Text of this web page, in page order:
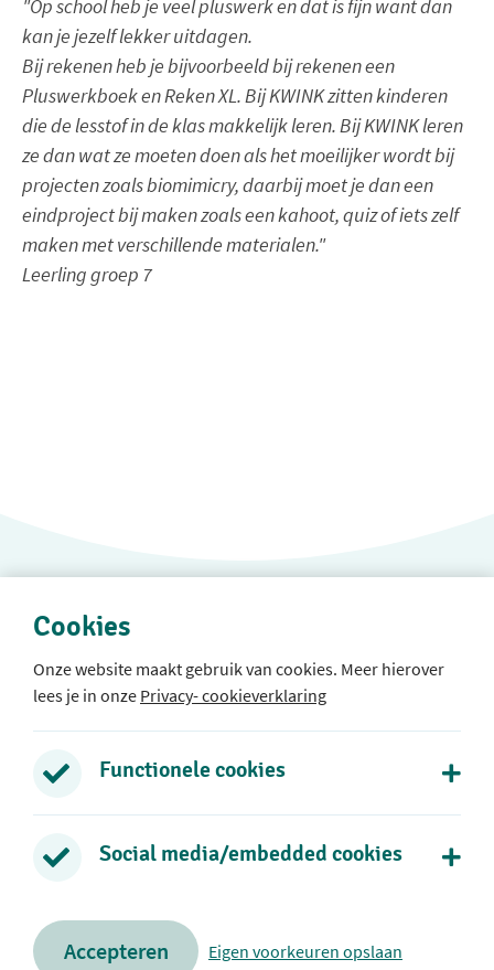
"Op school heb je veel pluswerk en dat is fijn want dan
kan je jezelf lekker uitdagen.
Bij rekenen heb je bijvoorbeeld bij rekenen een
Pluswerkboek en Reken XL. Bij KWINK zitten kinderen
die de lesstof in de klas makkelijk leren. Bij KWINK leren
ze dan wat ze moeten doen als het moeilijker wordt bij
projecten zoals biomimicry, daarbij moet je dan een
eindproject bij maken zoals een kahoot, quiz of iets zelf
maken met verschillende materialen."
Leerling groep 7
Rozenlaan 39
2771 DB Boskoop
0172 - 21 73 38
Volg ons op social media
Cookies
Onze website maakt gebruik van cookies. Meer hierover
lees je in onze Privacy- cookieverklaring
Functionele cookies
Social media/embedded cookies
Accepteren Eigen voorkeuren opslaan